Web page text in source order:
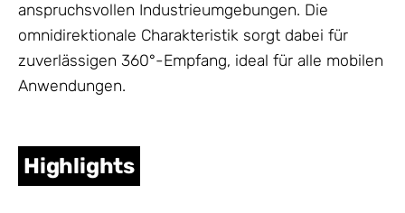
anspruchsvollen Industrieumgebungen. Die
omnidirektionale Charakteristik sorgt dabei für
zuverlässigen 360°-Empfang, ideal für alle mobilen
Anwendungen.
Highlights